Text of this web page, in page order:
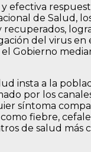
y efectiva
de Salud,
del virus en
Gobierno
insta a la
por los
síntoma
fiebre,
de salud más